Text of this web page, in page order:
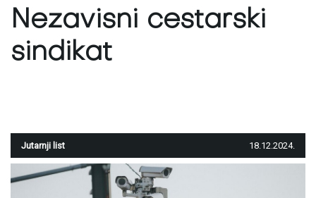
Nezavisni cestarski
sindikat
Jutarnji list 18.12.2024.